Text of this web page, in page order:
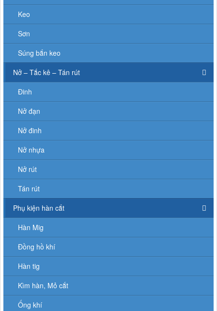
Keo
Sơn
Súng bắn keo
Nở – Tắc kê – Tán rút
Đinh
Nở đạn
Nở đinh
Nở nhựa
Nở rút
Tán rút
Phụ kiện hàn cắt
Hàn Mig
Đồng hồ khí
Hàn tig
Kìm hàn, Mỏ cắt
Ống khí